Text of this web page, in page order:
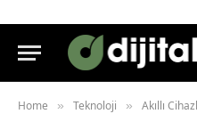
Home » Teknoloji » Akıllı